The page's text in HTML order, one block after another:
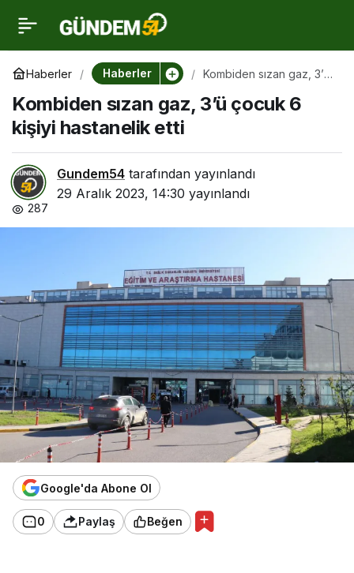
Haberler Haberler
Kombiden sızan gaz, 3’ü
etti
Kombiden sızan gaz, 3’ü çocuk 6
kişiyi hastanelik etti
Gundem54 tarafından yayınlandı
29 Aralık 2023, 14:30 yayınlandı
287
Google'da Abone Ol
0 Paylaş Beğen
Kombiden sızan gaz, 3’ü
çocuk 6 kişiyi hastanelik
etti